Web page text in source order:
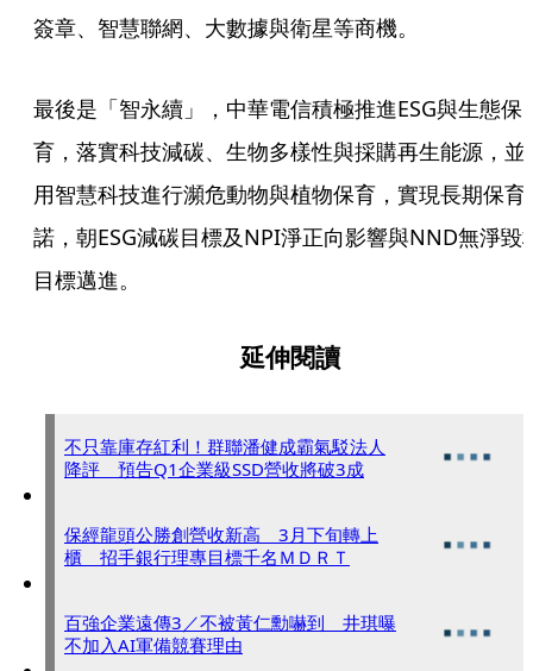
簽章、智慧聯網、大數據與衛星等商機。
最後是「智永續」，中華電信積極推進ESG與生態保
育，落實科技減碳、生物多樣性與採購再生能源，並
用智慧科技進行瀕危動物與植物保育，實現長期保育
諾，朝ESG減碳目標及NPI淨正向影響與NND無淨毀
目標邁進。
延伸閱讀
不只靠庫存紅利！群聯潘健成霸氣駁法人
降評 預告Q1企業級SSD營收將破3成
保經龍頭公勝創營收新高 3月下旬轉上
櫃 招手銀行理專目標千名ＭＤＲＴ
百強企業遠傳3／不被黃仁勳嚇到 井琪曝
不加入AI軍備競賽理由